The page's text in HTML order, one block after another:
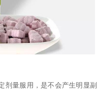
剂量服用，是不会产生明显副